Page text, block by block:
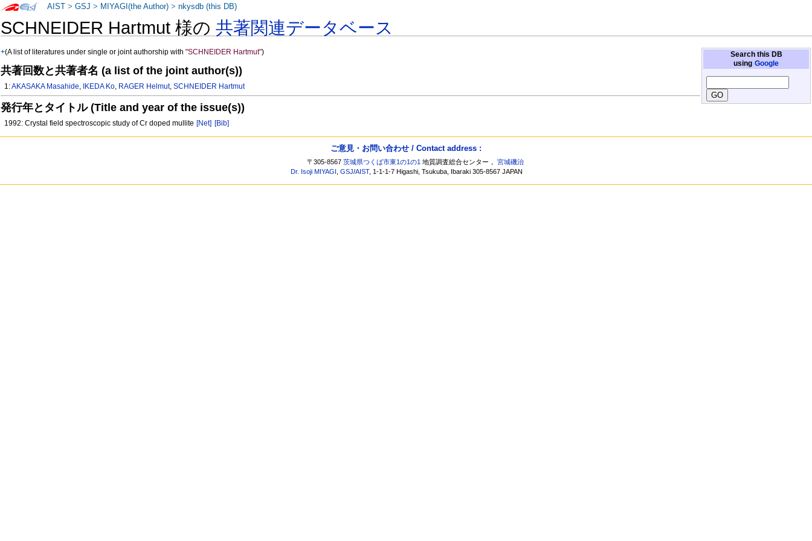
SCHNEIDER Hartmut 様の共著関連データベース
Search this DB
using Google
+(A list of literatures under single or joint authorship with"SCHNEIDER Hartmut")
共著回数と共著者名 (a list of the joint author(s))
1:AKASAKA Masahide, IKEDA Ko, RAGER Helmut,SCHNEIDER Hartmut
発行年とタイトル (Title and year of the issue(s))
1992: Crystal field spectroscopic study of Cr doped mullite [Net] [Bib]
AIST >GSJ > MIYAGI(the Author) >nkysdb (this DB)
ご意見・お問い合わせ / Contact address :
〒305-8567茨城県つくば市東1の1の1 地質調査総合センター，宮城磯治
Dr. Isoji MIYAGI ,GSJ/AIST, 1-1-1-7 Higashi, Tsukuba, Ibaraki 305-8567 JAPAN